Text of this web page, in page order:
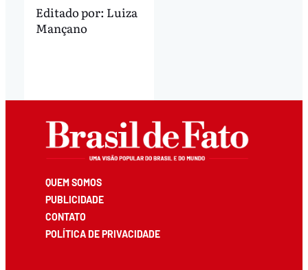
Editado por: Luiza
Mançano
QUEM SOMOS
PUBLICIDADE
CONTATO
POLÍTICA DE PRIVACIDADE